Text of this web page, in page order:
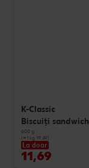
K-Classic
Biscuiți sandwich
600 g
(=1 kg 19.49)
La doar
11,69